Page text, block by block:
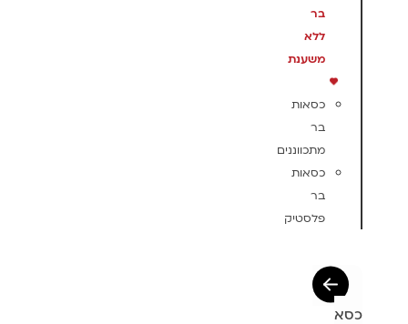
בר
ללא
משענת
כסאות
בר
מתכווננים
כסאות
בר
פלסטיק
כסא